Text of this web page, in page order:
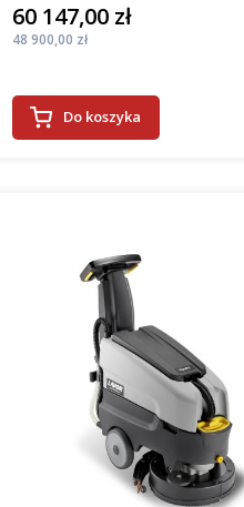
Cena
60 147,00 zł
Cena
48 900,00 zł
Do koszyka